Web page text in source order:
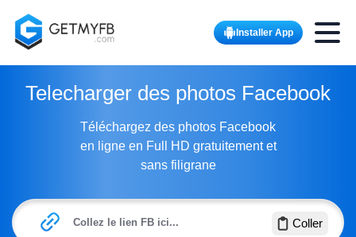
Toggle
Installer App
Telecharger des photos Facebook
Téléchargez des photos Facebook
en ligne en Full HD gratuitement et
sans filigrane
Collez le lien FB ici...
Coller